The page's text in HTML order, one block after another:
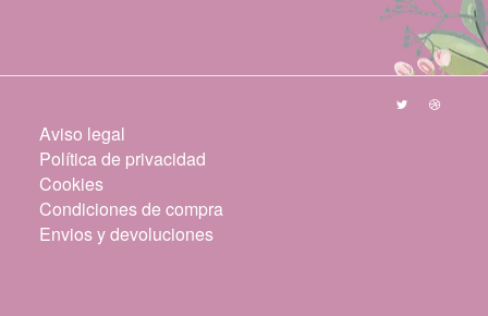
Aviso legal
Política de privacidad
Cookies
Condiciones de compra
Envios y devoluciones